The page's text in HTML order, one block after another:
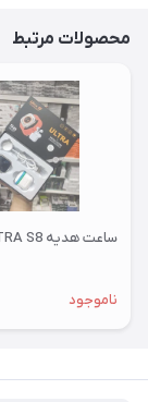
محصولات مرتبط
ساعت هدیه ULTRA S8
ناموجود